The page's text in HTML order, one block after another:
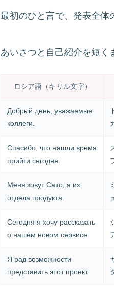
最初のひと言で、発表全体
あいさつと自己紹介を短く
ロシア語（キリル文字）
Добрый день, уважаемые
коллеги.
Спасибо, что нашли время
прийти сегодня.
Меня зовут Сато, я из
отдела продукта.
Сегодня я хочу рассказать
о нашем новом сервисе.
Я рад возможности
представить этот проект.